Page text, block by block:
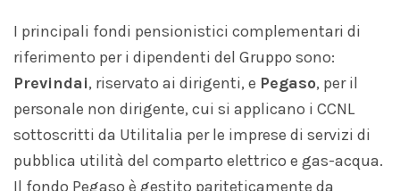
I principali fondi pensionistici complementari di
riferimento per i dipendenti del Gruppo sono:
Previndai, riservato ai dirigenti, e Pegaso, per il
personale non dirigente, cui si applicano i CCNL
sottoscritti da Utilitalia per le imprese di servizi di
pubblica utilità del comparto elettrico e gas-acqua.
Il fondo Pegaso è gestito pariteticamente da